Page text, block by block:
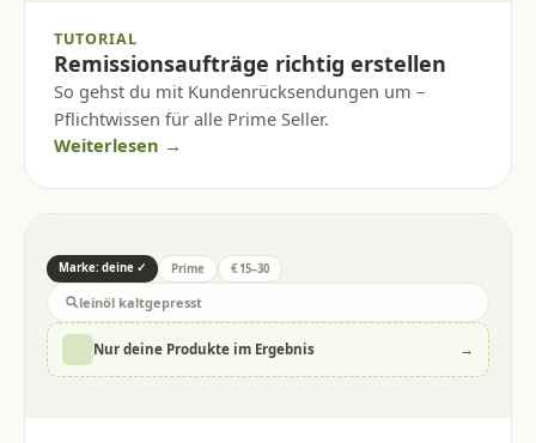
TUTORIAL
Remissionsaufträge richtig erstellen
So gehst du mit Kundenrücksendungen um –
Pflichtwissen für alle Prime Seller.
Weiterlesen →
leinöl kaltgepresst
Marke: deine ✓ Prime € 15–30
Nur deine Produkte im Ergebnis →